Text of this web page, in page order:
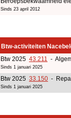
Sinds 23 april 2012
Btw-activiteiten
Btw 2025 43.211 -
Sinds 1 januari 2025
Btw 2025 33.150 -
Sinds 1 januari 2025